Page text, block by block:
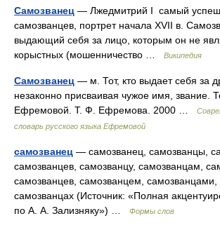
Самозванец — Лжедмитрий I самый
самозванцев, портрет начала XVII в.
выдающий себя за лицо, которым он не
корыстных (мошенничество …
Википедия
Самозванец — м. Тот, кто выдает себя за
незаконно присваивая чужое имя, звание.
Ефремовой. Т. Ф. Ефремова. 2000 …
словарь русского языка Ефремовой
самозванец — самозванец, самозванцы,
самозванцев, самозванцу, самозванцам,
самозванцев, самозванцем, самозванцами,
самозванцах (Источник: «Полная
по А. А. Зализняку») …
Формы слов